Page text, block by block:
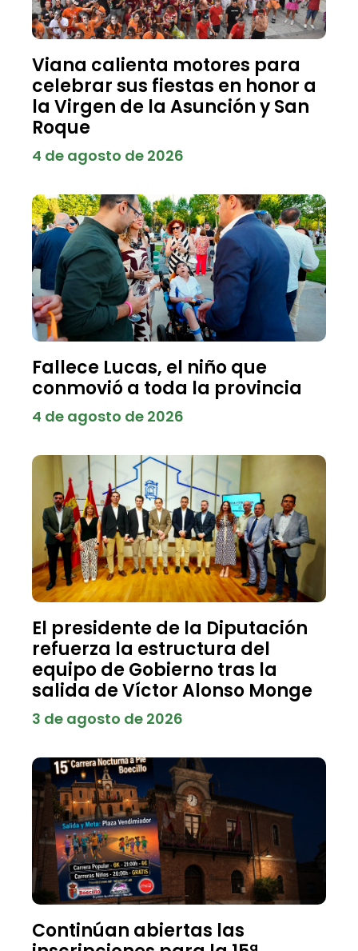
Viana calienta motores para
celebrar sus fiestas en honor a
la Virgen de la Asunción y San
Roque
4 de agosto de 2026
Fallece Lucas, el niño que
conmovió a toda la provincia
4 de agosto de 2026
El presidente de la Diputación
refuerza la estructura del
equipo de Gobierno tras la
salida de Víctor Alonso Monge
3 de agosto de 2026
Continúan abiertas las